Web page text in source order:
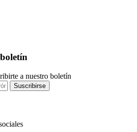
a nuestro boletín
Suscribirse